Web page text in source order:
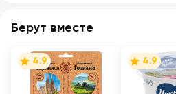
Берут вместе
4.9 4.9